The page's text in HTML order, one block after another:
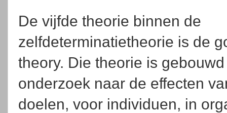
De vijfde theorie binnen de
zelfdeterminatietheorie is de
theory. Die theorie is
onderzoek naar de effecten
doelen, voor individuen, in